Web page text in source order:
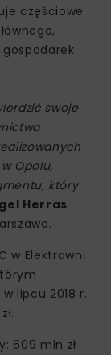
częściowe
swoje
Opolu,
który
Herras
w Elektrowni
lipcu 2018 r.
609 mln zł